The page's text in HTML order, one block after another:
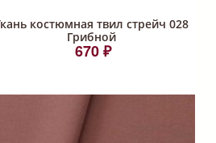
костюмная твил стрейч 028
Грибной
670 ₽